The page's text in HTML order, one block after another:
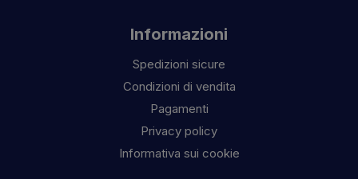
Informazioni
Spedizioni sicure
Condizioni di vendita
Pagamenti
Privacy policy
Informativa sui cookie